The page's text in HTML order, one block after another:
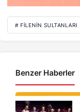
# FILENIN SULTANLARI
Benzer Haberler